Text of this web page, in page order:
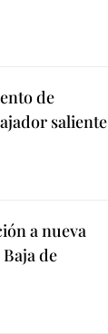
de
saliente
a nueva
de